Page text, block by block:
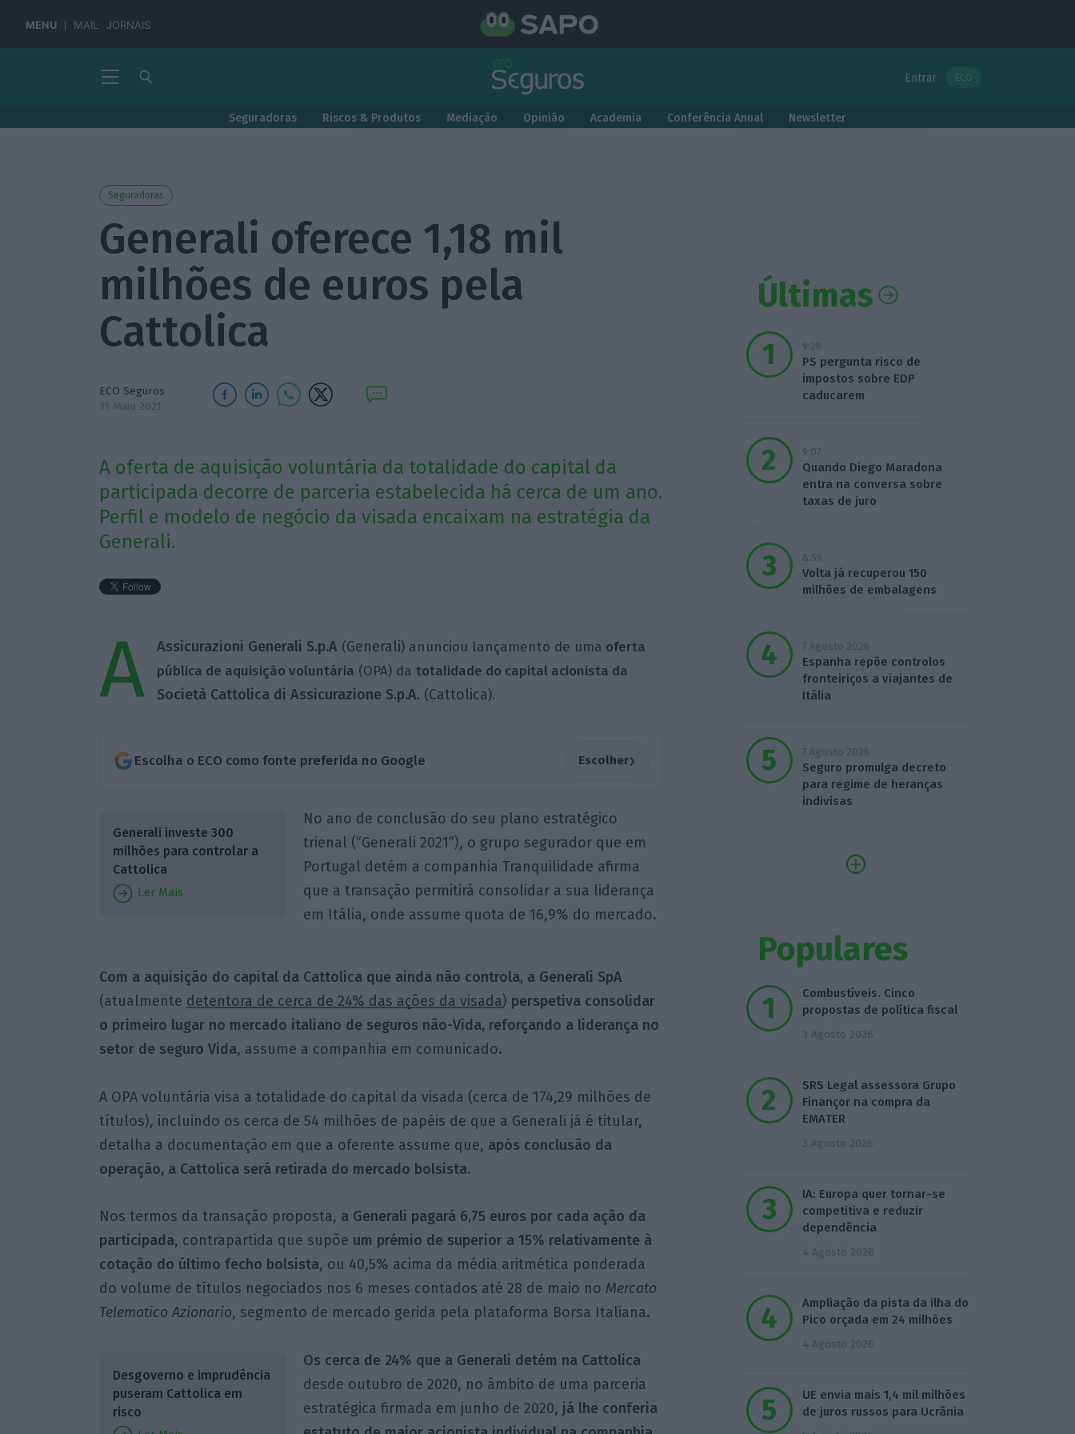
MENU MAIL JORNAIS
Entrar ECO
Seguradoras Riscos & Produtos Mediação Opinião Academia Conferência Anual Newsletter
Seguradoras
Generali oferece 1,18 mil
milhões de euros pela
Cattolica
ECO Seguros
31 Maio 2021
A oferta de aquisição voluntária da totalidade do capital da
participada decorre de parceria estabelecida há cerca de um ano.
Perfil e modelo de negócio da visada encaixam na estratégia da
Generali.
A Assicurazioni Generali S.p.A (Generali) anunciou lançamento de uma oferta
pública de aquisição voluntária (OPA) da totalidade do capital acionista da
Società Cattolica di Assicurazione S.p.A. (Cattolica).
Escolha o ECO como fonte preferida no Google Escolher›
Generali investe 300
milhões para controlar a
Cattolica
Ler Mais
No ano de conclusão do seu plano estratégico
trienal (“Generali 2021”), o grupo segurador que em
Portugal detém a companhia Tranquilidade afirma
que a transação permitirá consolidar a sua liderança
em Itália, onde assume quota de 16,9% do mercado.
Com a aquisição do capital da Cattolica que ainda não controla, a Generali SpA
(atualmente detentora de cerca de 24% das ações da visada) perspetiva consolidar
o primeiro lugar no mercado italiano de seguros não-Vida, reforçando a liderança no
setor de seguro Vida, assume a companhia em comunicado.
A OPA voluntária visa a totalidade do capital da visada (cerca de 174,29 milhões de
títulos), incluindo os cerca de 54 milhões de papéis de que a Generali já é titular,
detalha a documentação em que a oferente assume que, após conclusão da
operação, a Cattolica será retirada do mercado bolsista.
Nos termos da transação proposta, a Generali pagará 6,75 euros por cada ação da
participada, contrapartida que supõe um prémio de superior a 15% relativamente à
cotação do último fecho bolsista, ou 40,5% acima da média aritmética ponderada
do volume de títulos negociados nos 6 meses contados até 28 de maio no Mercato
Telematico Azionario, segmento de mercado gerida pela plataforma Borsa Italiana.
Desgoverno e imprudência
puseram Cattolica em
risco
Os cerca de 24% que a Generali detém na Cattolica
desde outubro de 2020, no âmbito de uma parceria
estratégica firmada em junho de 2020, já lhe conferia
Últimas
9:28
PS pergunta risco de
impostos sobre EDP
caducarem
9:07
Quando Diego Maradona
entra na conversa sobre
taxas de juro
8:59
Volta já recuperou 150
milhões de embalagens
7 Agosto 2026
Espanha repõe controlos
fronteiriços a viajantes de
Itália
7 Agosto 2026
Seguro promulga decreto
para regime de heranças
indivisas
Populares
Combustíveis. Cinco
propostas de política fiscal
3 Agosto 2026
SRS Legal assessora Grupo
Finançor na compra da
EMATER
3 Agosto 2026
IA: Europa quer tornar-se
competitiva e reduzir
dependência
4 Agosto 2026
Ampliação da pista da ilha do
Pico orçada em 24 milhões
4 Agosto 2026
UE envia mais 1,4 mil milhões
de juros russos para Ucrânia